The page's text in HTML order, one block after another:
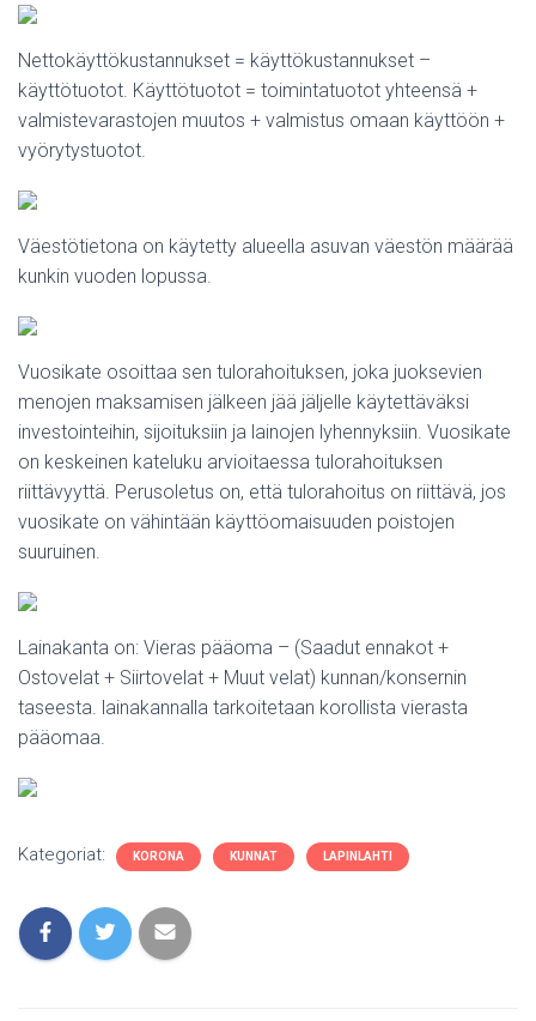
Nettokäyttökustannukset = käyttökustannukset –
käyttötuotot. Käyttötuotot = toimintatuotot yhteensä +
valmistevarastojen muutos + valmistus omaan käyttöön +
vyörytystuotot.
Väestötietona on käytetty alueella asuvan väestön määrää
kunkin vuoden lopussa.
Vuosikate osoittaa sen tulorahoituksen, joka juoksevien
menojen maksamisen jälkeen jää jäljelle käytettäväksi
investointeihin, sijoituksiin ja lainojen lyhennyksiin. Vuosikate
on keskeinen kateluku arvioitaessa tulorahoituksen
riittävyyttä. Perusoletus on, että tulorahoitus on riittävä, jos
vuosikate on vähintään käyttöomaisuuden poistojen
suuruinen.
Lainakanta on: Vieras pääoma – (Saadut ennakot +
Ostovelat + Siirtovelat + Muut velat) kunnan/konsernin
taseesta. lainakannalla tarkoitetaan korollista vierasta
pääomaa.
Kategoriat: KORONA KUNNAT LAPINLAHTI